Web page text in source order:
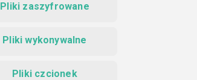
Pliki zaszyfrowane
Pliki wykonywalne
Pliki czcionek